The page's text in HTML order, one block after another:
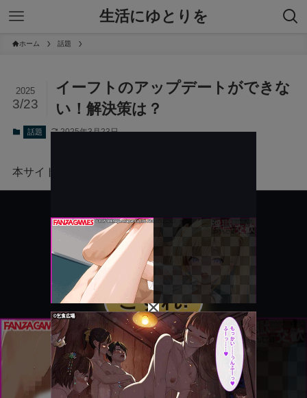
生活にゆとりを
ホーム 話題
イーフトのアップデートができな
い！解決策は？
2025
3/23
話題 2025年3月23日
本サイトにはプロモーションが含まれています。